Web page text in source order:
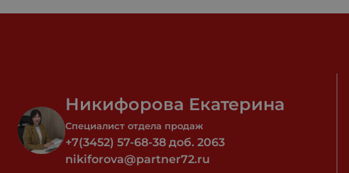
Никифорова Екатерина
Специалист отдела продаж
+7(3452) 57-68-38 доб. 2063
nikiforova@partner72.ru